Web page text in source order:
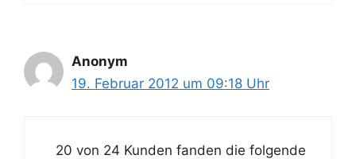
Anonym
19. Februar 2012 um 09:18 Uhr
20 von 24 Kunden fanden die folgende